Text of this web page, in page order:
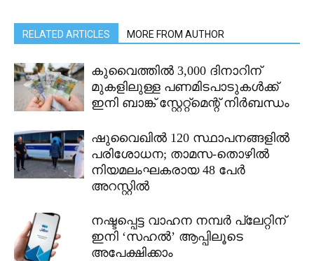
RELATED ARTICLES MORE FROM AUTHOR
കുവൈത്തിൽ 3,000 ദിനാറിന്
മുകളിലുള്ള പണമിടപാടുകൾക്ക്
ഇനി ബാങ്ക് സ്റ്റേറ്റ്മെന്റ് നിർബന്ധം
ഷുവൈഖിൽ 120 സ്ഥാപനങ്ങളിൽ
പരിശോധന; താമസ-തൊഴിൽ
നിയമലംഘകരായ 48 പേർ
അറസ്റ്റിൽ
നഷ്ടപ്പെട്ട വാഹന നമ്പർ പ്ലേറ്റിന്
ഇനി ‘സഹൽ’ ആപ്പിലൂടെ
അപേക്ഷിക്കാം